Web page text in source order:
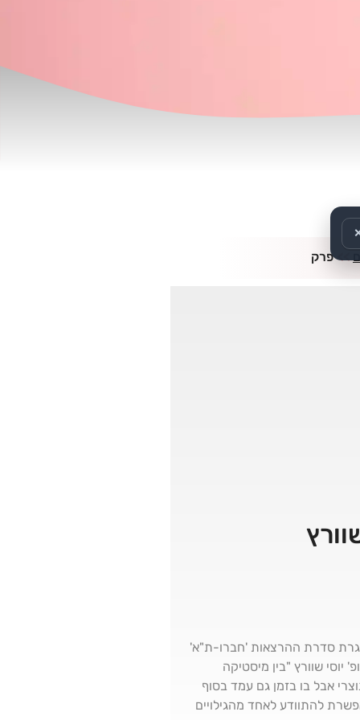
>>פרק
סדרת ההרצאות 'חברו-ת"א'
שוורץ "בין מיסטיקה
במערב הנוצרי אבל בו בזמן גם עמד בסוף
להתוודע לאחד מהגילויים